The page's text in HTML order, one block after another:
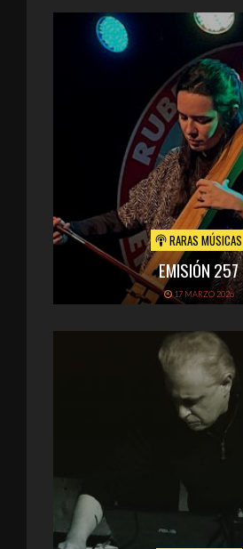
RARAS MÚSICAS
EMISIÓN 257
17 MARZO 2026